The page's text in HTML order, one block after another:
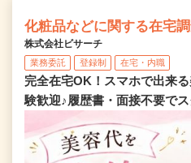
化粧品などに関する在宅
株式会社ビサーチ
業務委託 登録制 在宅・内職
完全在宅OK！スマホで出来
験歓迎♪履歴書・面接不要で